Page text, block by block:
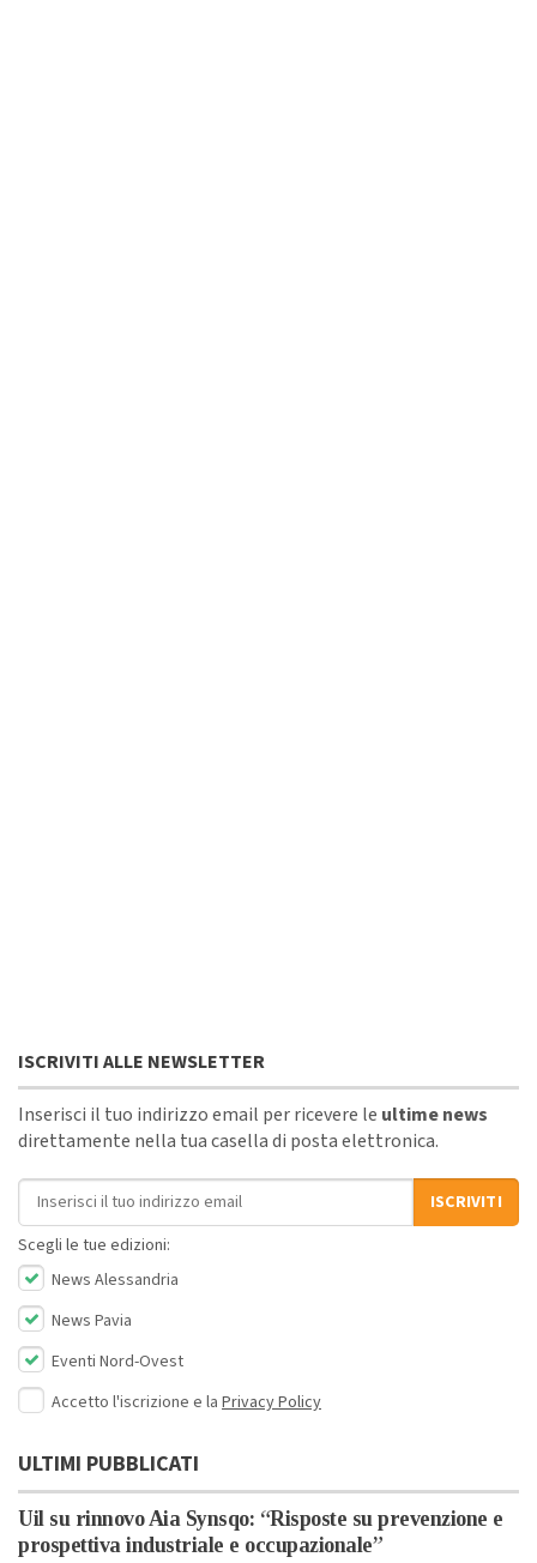
ISCRIVITI ALLE NEWSLETTER
Inserisci il tuo indirizzo email per ricevere le ultime news
direttamente nella tua casella di posta elettronica.
Indirizzo email
ISCRIVITI
Scegli le tue edizioni:
News Alessandria
News Pavia
Eventi Nord-Ovest
Accetto l'iscrizione e la Privacy Policy
ULTIMI PUBBLICATI
Uil su rinnovo Aia Synsqo: “Risposte su prevenzione e
prospettiva industriale e occupazionale”